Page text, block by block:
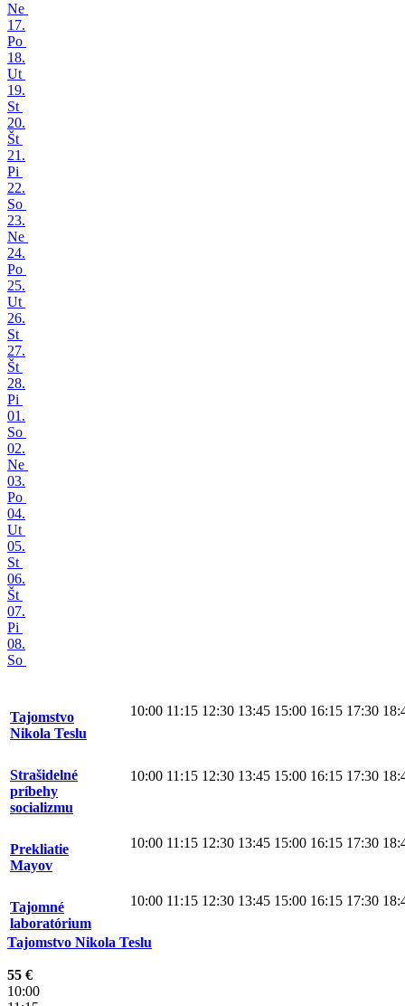
Ne
17.
Po
18.
Ut
19.
St
20.
Št
21.
Pi
22.
So
23.
Ne
24.
Po
25.
Ut
26.
St
27.
Št
28.
Pi
01.
So
02.
Ne
03.
Po
04.
Ut
05.
St
06.
Št
07.
Pi
08.
So
Tajomstvo
Nikola Teslu
10:00 11:15 12:30 13:45 15:00 16:15 17:30
Strašidelné
príbehy
socializmu
10:00 11:15 12:30 13:45 15:00 16:15 17:30
Prekliatie
Mayov
10:00 11:15 12:30 13:45 15:00 16:15 17:30
Tajomné
laboratórium
10:00 11:15 12:30 13:45 15:00 16:15 17:30
Tajomstvo Nikola Teslu
55 €
10:00